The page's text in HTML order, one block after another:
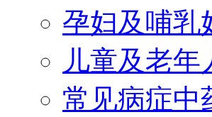
孕妇及哺乳
儿童及老年
常见病症中